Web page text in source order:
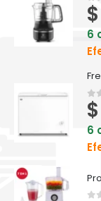
0
$
6
0
$
6